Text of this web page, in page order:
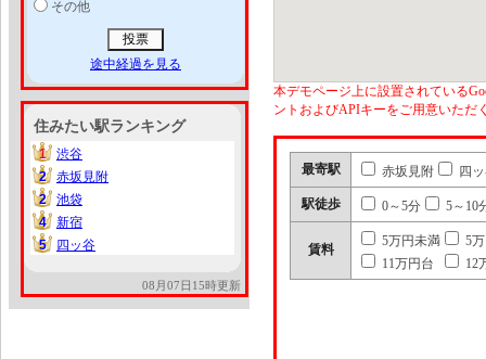
その他
途中経過を見る
住みたい駅ランキング
1
1
渋谷
2
2
赤坂見附
2
2
池袋
4
4
新宿
5
5 四ッ谷
08月07日15時更新
本デモページ上に設置されている
ントおよびAPIキーをご用意いただ
最寄駅 赤坂見附 四
駅徒歩 0～5分 5～10
賃料
5万円未満
5
11万円台
12